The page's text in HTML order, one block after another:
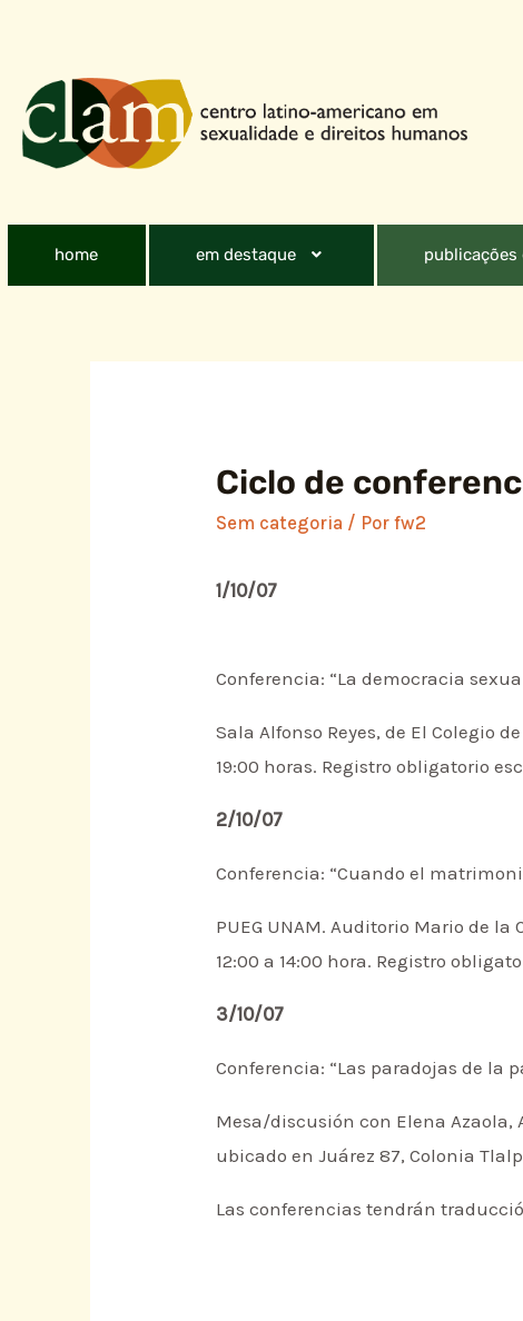
home em destaque publicações
Ciclo de
Sem categoria / Porfw2
1/10/07
Conferencia: “La democracia
Sala Alfonso Reyes, de El Colegio
19:00 horas. Registro obligatorio
2/10/07
Conferencia: “Cuando el
PUEG UNAM. Auditorio Mario de
12:00 a 14:00 hora. Registro
3/10/07
Conferencia: “Las paradojas de la
Mesa/discusión con Elena Azaola,
ubicado en Juárez 87, Colonia
Las conferencias tendrán